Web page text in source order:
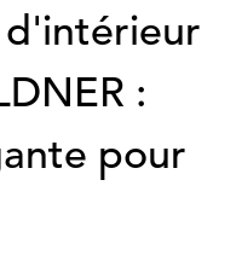
d'intérieur
:
pour